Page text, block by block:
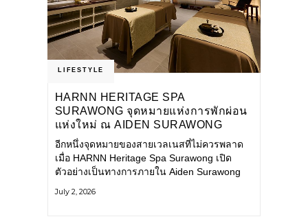
LIFESTYLE
HARNN HERITAGE SPA
SURAWONG จุดหมายแห่งการพักผ่อน
แห่งใหม่ ณ AIDEN SURAWONG
BANGKOK
อีกหนึ่งจุดหมายของสายเวลเนสที่ไม่ควรพลาด
เมื่อ HARNN Heritage Spa Surawong เปิด
ตัวอย่างเป็นทางการภายใน Aiden Surawong
ของเมืองใหญ่ มาสัมผัสประสบการณ์การพักผ่อน
July 2, 2026